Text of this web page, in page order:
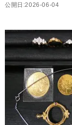
公開日:2026-06-04